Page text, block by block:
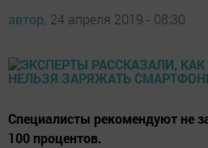
автор, 24 апреля 2019 - 08:30
Специалисты рекомендуют не
100 процентов.